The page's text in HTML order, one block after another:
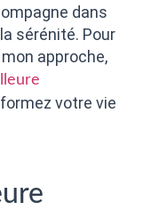
dans
sérénité. Pour
approche,
votre vie